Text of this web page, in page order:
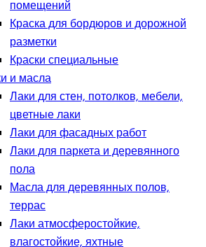
помещений
Краска для бордюров и дорожной
разметки
Краски специальные
и масла
Лаки для стен, потолков, мебели,
цветные лаки
Лаки для фасадных работ
Лаки для паркета и деревянного
пола
Масла для деревянных полов,
террас
Лаки атмосферостойкие,
влагостойкие, яхтные